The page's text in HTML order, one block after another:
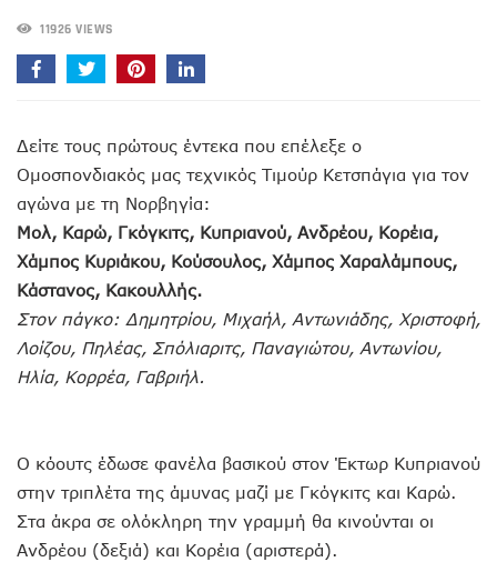
11926 VIEWS
Δείτε τους πρώτους έντεκα που επέλεξε ο
Ομοσπονδιακός μας τεχνικός Τιμούρ Κετσπάγια για τον
αγώνα με τη Νορβηγία:
Μολ, Καρώ, Γκόγκιτς, Κυπριανού, Ανδρέου, Κορέια,
Χάμπος Κυριάκου, Κούσουλος, Χάμπος Χαραλάμπους,
Κάστανος, Κακουλλής.
Στον πάγκο: Δημητρίου, Μιχαήλ, Αντωνιάδης, Χριστοφή,
Λοίζου, Πηλέας, Σπόλιαριτς, Παναγιώτου, Αντωνίου,
Ηλία, Κορρέα, Γαβριήλ.
Ο κόουτς έδωσε φανέλα βασικού στον Έκτωρ Κυπριανού
στην τριπλέτα της άμυνας μαζί με Γκόγκιτς και Καρώ.
Στα άκρα σε ολόκληρη την γραμμή θα κινούνται οι
Ανδρέου (δεξιά) και Κορέια (αριστερά).